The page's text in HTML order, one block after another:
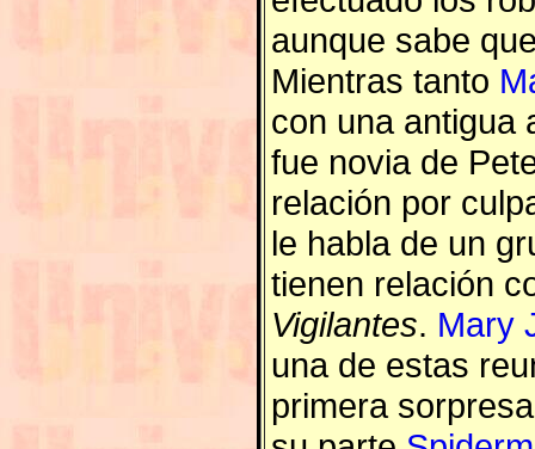
aunque sabe
Mientras tanto
con una antigua
fue novia de
relación por
le habla de un
tienen relación
Vigilantes. Mary
una de estas
primera